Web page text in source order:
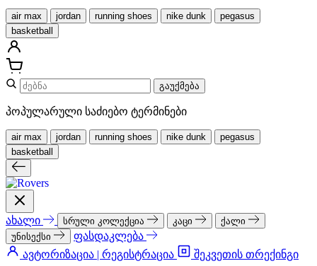
air max jordan running shoes nike dunk
pegasus
basketball
გაუქმება
პოპულარული საძიებო ტერმინები
air max jordan running shoes nike dunk
pegasus
basketball
ახალი სრული კოლექცია კაცი
ქალი
უნისექსი
ფასდაკლება
ავტორიზაცია | რეგისტრაცია
შეკვეთის თრექინგი